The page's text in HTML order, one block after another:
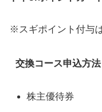
※スギポイント付与
交換コース申込方法
株主優待券